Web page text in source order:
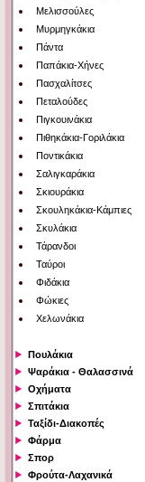
Μελισσούλες
Μυρμηγκάκια
Πάντα
Παπάκια-Χήνες
Πασχαλίτσες
Πεταλούδες
Πιγκουινάκια
Πιθηκάκια-Γοριλάκια
Ποντικάκια
Σαλιγκαράκια
Σκιουράκια
Σκουληκάκια-Κάμπιες
Σκυλάκια
Τάρανδοι
Ταύροι
Φιδάκια
Φώκιες
Χελωνάκια
Πουλάκια
Ψαράκια - Θαλασσινά
Οχήματα
Σπιτάκια
Ταξίδι-Διακοπές
Φάρμα
Σπορ
Φρούτα-Λαχανικά